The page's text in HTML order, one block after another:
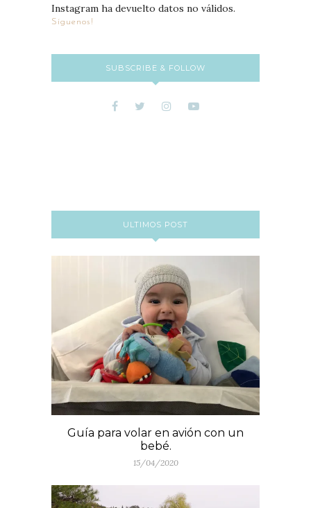
Instagram ha devuelto datos no válidos.
Síguenos!
SUBSCRIBE & FOLLOW
ULTIMOS POST
Guía para volar en avión con un
bebé.
15/04/2020